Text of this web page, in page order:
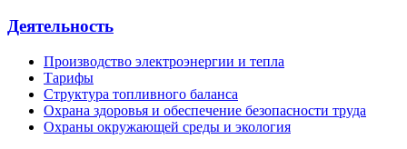
Деятельность
Производство электроэнергии и тепла
Тарифы
Структура топливного баланса
Охрана здоровья и обеспечение безопасности труда
Охраны окружающей среды и экология